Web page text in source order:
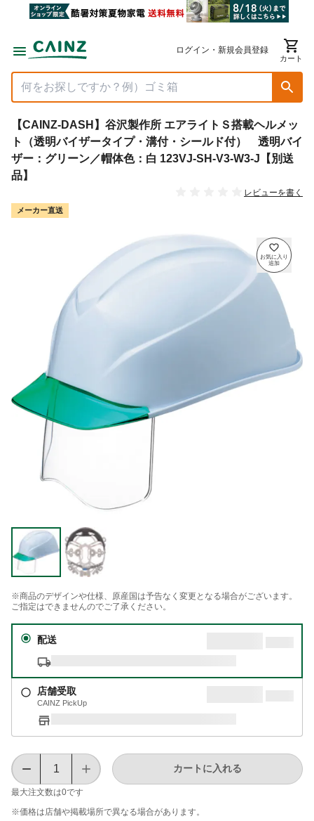
ログイン・新規会員登録
カート
【CAINZ-DASH】谷沢製作所 エアライトＳ搭載ヘルメッ
ト（透明バイザータイプ・溝付・シールド付） 透明バイ
ザー：グリーン／帽体色：白 123VJ-SH-V3-W3-J【別送
品】
レビューを書く
メーカー直送
※商品のデザインや仕様、原産国は予告なく変更となる場合がございます。
ご指定はできませんのでご了承ください。
配送
店舗受取
CAINZ PickUp
最大注文数は0です
カートに入れる
※価格は​店舗や​掲載場所で​異なる​場合が​あります。